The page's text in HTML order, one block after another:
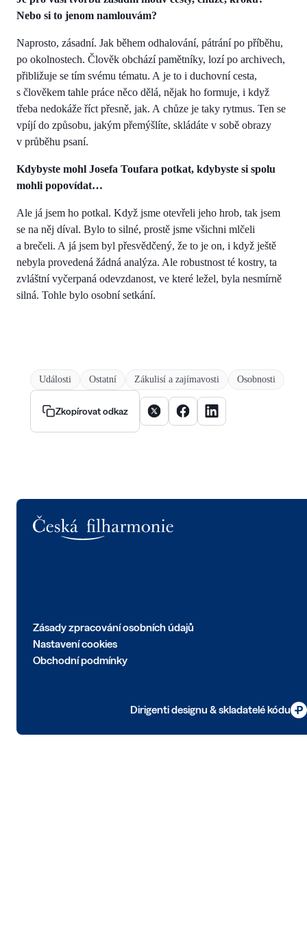
Nebo si to jenom namlouvám?
Naprosto, zásadní. Jak během odhalování, pátrání po příběhu,
po okolnostech. Člověk obchází pamětníky, lozí po archivech,
přibližuje se tím svému tématu. A je to i duchovní cesta,
s člověkem tahle práce něco dělá, nějak ho formuje, i když
třeba nedokáže říct přesně, jak. A chůze je taky rytmus. Ten se
vpíjí do způsobu, jakým přemýšlíte, skládáte v sobě obrazy
v průběhu psaní.
Kdybyste mohl Josefa Toufara potkat, kdybyste si spolu
mohli popovídat…
Ale já jsem ho potkal. Když jsme otevřeli jeho hrob, tak jsem
se na něj díval. Bylo to silné, prostě jsme všichni mlčeli
a brečeli. A já jsem byl přesvědčený, že to je on, i když ještě
nebyla provedená žádná analýza. Ale robustnost té kostry, ta
zvláštní vyčerpaná odevzdanost, ve které ležel, byla nesmírně
silná. Tohle bylo osobní setkání.
Události Ostatní Zákulisí a zajímavosti Osobnosti
Zkopírovat odkaz Sdílet článek na X
Sdílet článek na Facebooku
Sdílet článek na
Zásady zpracování osobních údajů
Nastavení cookies
Obchodní podmínky
Dirigenti designu & skladatelé kódu